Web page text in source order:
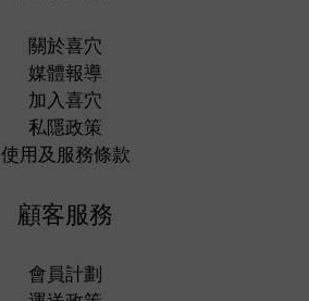
關於喜穴
媒體報導
加入喜穴
私隱政策
使用及服務條款
顧客服務
會員計劃